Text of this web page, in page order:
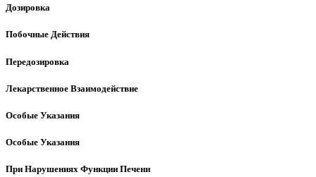
Дозировка
Побочные Действия
Передозировка
Лекарственное Взаимодействие
Особые Указания
Особые Указания
При Нарушениях Функции Печени